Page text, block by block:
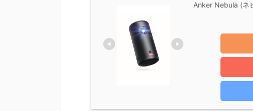
Anker Nebula (ネ